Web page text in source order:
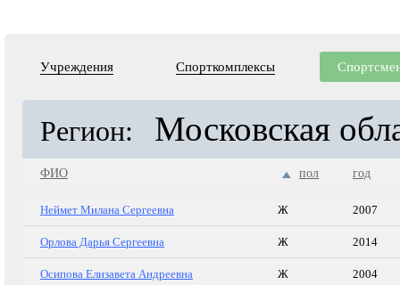
Учреждения Спорткомплексы
Регион: Московская
ФИО пол год
Неймет Милана Сергеевна Ж 2007
Орлова Дарья Сергеевна Ж 2014
Осипова Елизавета Андреевна Ж 2004